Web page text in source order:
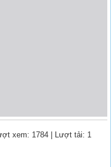
xem: 1784 | Lượt tải: 1